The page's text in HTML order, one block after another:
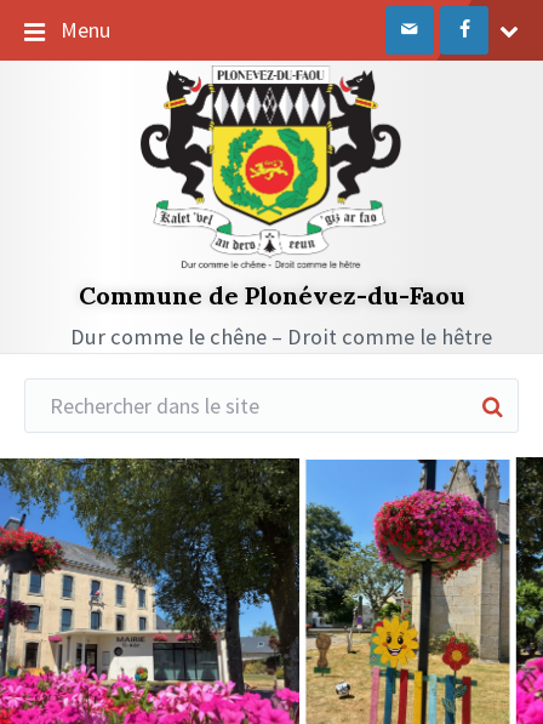
Menu
Commune de Plonévez-du-Faou
Dur comme le chêne – Droit comme le hêtre
Réduire
la
recherche